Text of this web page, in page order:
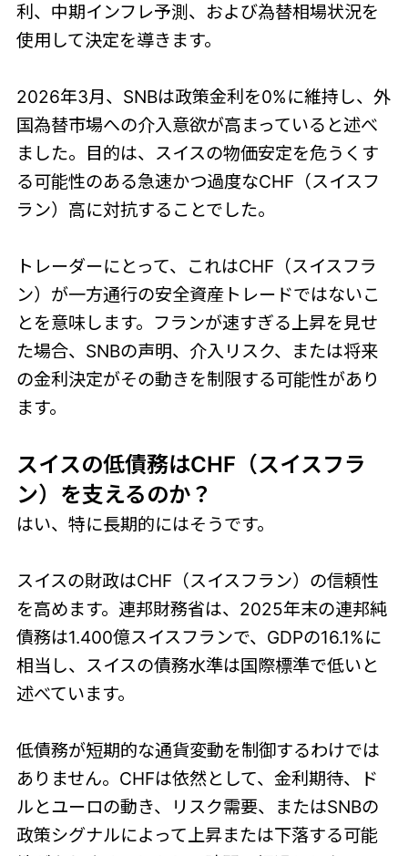
利、中期インフレ予測、および為替相場状況を
使用して決定を導きます。
2026年3月、SNBは政策金利を0%に維持し、外
国為替市場への介入意欲が高まっていると述べ
ました。目的は、スイスの物価安定を危うくす
る可能性のある急速かつ過度なCHF（スイスフ
ラン）高に対抗することでした。
トレーダーにとって、これはCHF（スイスフラ
ン）が一方通行の安全資産トレードではないこ
とを意味します。フランが速すぎる上昇を見せ
た場合、SNBの声明、介入リスク、または将来
の金利決定がその動きを制限する可能性があり
ます。
スイスの低債務はCHF（スイスフラ
ン）を支えるのか？
はい、特に長期的にはそうです。
スイスの財政はCHF（スイスフラン）の信頼性
を高めます。連邦財務省は、2025年末の連邦純
債務は1.400億スイスフランで、GDPの16.1%に
相当し、スイスの債務水準は国際標準で低いと
述べています。
低債務が短期的な通貨変動を制御するわけでは
ありません。CHFは依然として、金利期待、ド
ルとユーロの動き、リスク需要、またはSNBの
政策シグナルによって上昇または下落する可能